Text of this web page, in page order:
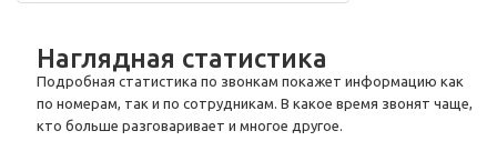
Наглядная статистика
Подробная статистика по звонкам покажет информацию как
по номерам, так и по сотрудникам. В какое время звонят чаще,
кто больше разговаривает и многое другое.